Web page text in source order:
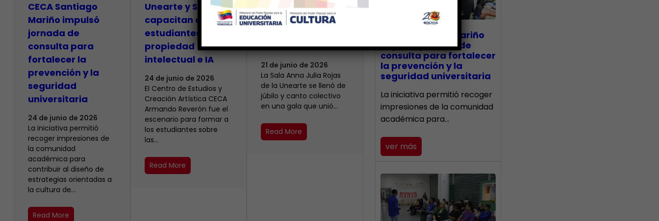
CECA Santiago
Mariño impulsó
jornada de
consulta para
fortalecer la
prevención y la
seguridad
universitaria
24 de junio de 2026
La iniciativa permitió
recoger impresiones de
la comunidad
académica para
contribuir al diseño de
estrategias orientadas a
la cultura de…
Read More
Unearte y SAPI
capacitan a
estudiantes sobre
propiedad
intelectual e IA
24 de junio de 2026
El Centro de Estudios y
Creación Artística CECA
Armando Reverón fue el
escenario para formar a
los estudiantes sobre
las…
Read More
Más de 400 voces
rinden tributo a la
Bor
21 de junio de 2026
​La Sala Anna Julia Rojas
de la Unearte se llenó de
júbilo y canto colectivo
en una gala que unió…
Read More
CECA Santiago Mariño
impulsó jornada de
consulta para fortalecer
la prevención y la
seguridad universitaria
La iniciativa permitió recoger
impresiones de la comunidad
académica para…
ver más